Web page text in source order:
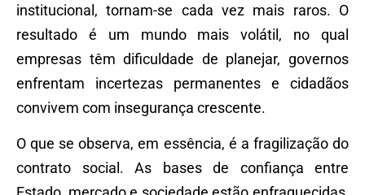
institucional, tornam-se cada vez mais raros. O
resultado é um mundo mais volátil, no qual
empresas têm dificuldade de planejar, governos
enfrentam incertezas permanentes e cidadãos
convivem com insegurança crescente.
O que se observa, em essência, é a fragilização do
contrato social. As bases de confiança entre